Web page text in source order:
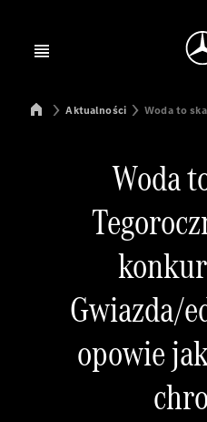
Open menu
Mercedes-Benz Manufacturing
Aktualności Woda to
Woda
Gwiazda/
opowie